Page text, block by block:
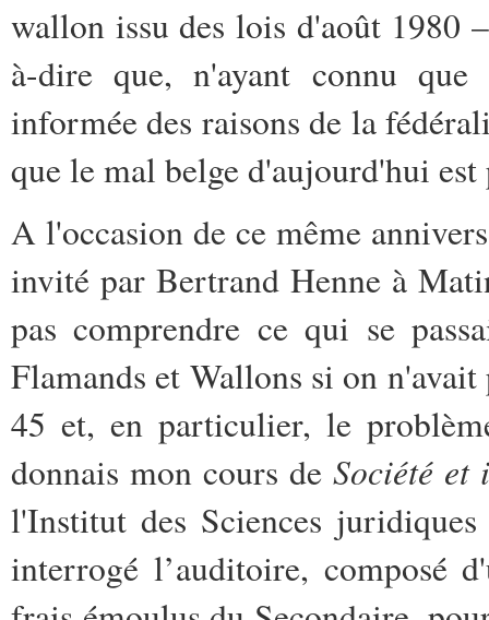
wallon issu des lois d'août 1980 –
à-dire que, n'ayant connu
informée des raisons de la
que le mal belge d'aujourd'hui
A l'occasion de ce même
invité par Bertrand Henne à
pas comprendre ce qui se
Flamands et Wallons si on
45 et, en particulier, le
donnais mon cours de Société et
l'Institut des Sciences
interrogé l’auditoire, composé